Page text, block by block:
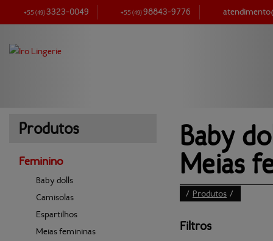
+55(49)3323-0049 +55(49)98843-9776
Produtos
Feminino
Baby dolls
Camisolas
Espartilhos
Meias femininas
Baby
Meias
/ Produtos /
Filtros